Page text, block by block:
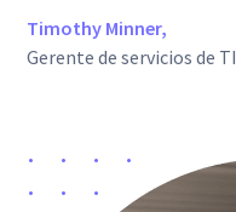
Timothy Minner,
Gerente de servicios de TI